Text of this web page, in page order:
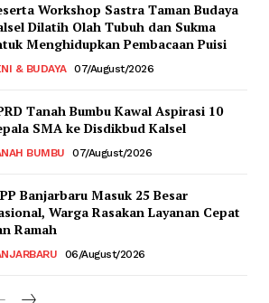
Workshop Sastra Taman Budaya
Dilatih Olah Tubuh dan Sukma
Menghidupkan Pembacaan Puisi
& BUDAYA 07/August/2026
Tanah Bumbu Kawal Aspirasi 10
SMA ke Disdikbud Kalsel
BUMBU 07/August/2026
Banjarbaru Masuk 25 Besar
Warga Rasakan Layanan Cepat
Ramah
06/August/2026